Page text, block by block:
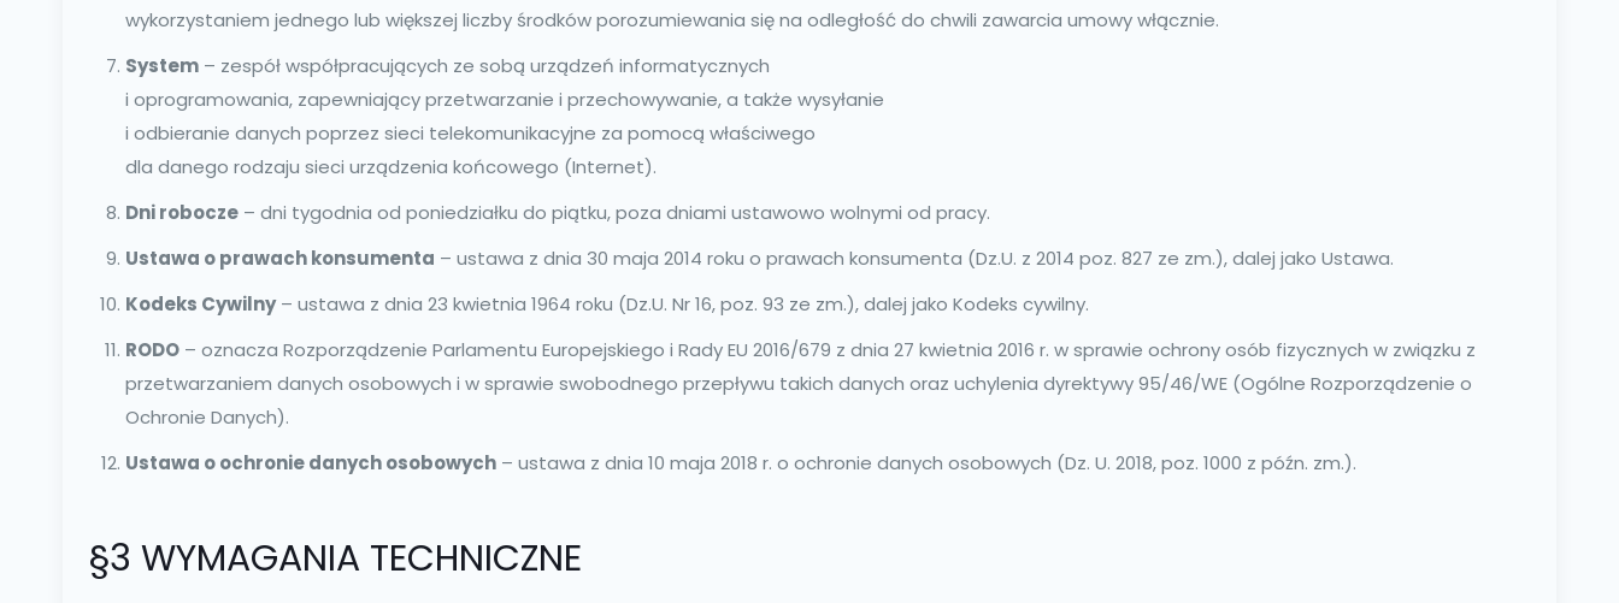
wykorzystaniem jednego lub większej liczby środków porozumiewania się na odległość do chwili zawarcia umowy włącznie.
System – zespół współpracujących ze sobą urządzeń informatycznych
i oprogramowania, zapewniający przetwarzanie i przechowywanie, a także wysyłanie
i odbieranie danych poprzez sieci telekomunikacyjne za pomocą właściwego
dla danego rodzaju sieci urządzenia końcowego (Internet).
Dni robocze – dni tygodnia od poniedziałku do piątku, poza dniami ustawowo wolnymi od pracy.
Ustawa o prawach konsumenta – ustawa z dnia 30 maja 2014 roku o prawach konsumenta (Dz.U. z 2014 poz. 827 ze zm.), dalej jako Ustawa.
Kodeks Cywilny– ustawa z dnia 23 kwietnia 1964 roku (Dz.U. Nr 16, poz. 93 ze zm.), dalej jako Kodeks cywilny.
RODO – oznacza Rozporządzenie Parlamentu Europejskiego i Rady EU 2016/679 z dnia 27 kwietnia 2016 r. w sprawie ochrony osób fizycznych w związku z
przetwarzaniem danych osobowych i w sprawie swobodnego przepływu takich danych oraz uchylenia dyrektywy 95/46/WE (Ogólne Rozporządzenie o
Ochronie Danych).
Ustawa o ochronie danych osobowych – ustawa z dnia 10 maja 2018 r. o ochronie danych osobowych (Dz. U. 2018, poz. 1000 z późn. zm.).
§3 WYMAGANIA TECHNICZNE